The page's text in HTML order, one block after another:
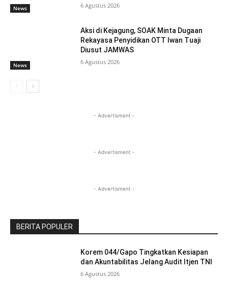
News 6 Agustus 2026
News
Aksi di Kejagung, SOAK Minta Dugaan
Rekayasa Penyidikan OTT Iwan Tuaji
Diusut JAMWAS
6 Agustus 2026
- Advertisment -
- Advertisment -
- Advertisment -
BERITA POPULER
Korem 044/Gapo Tingkatkan Kesiapan
dan Akuntabilitas Jelang Audit Itjen TNI
6 Agustus 2026